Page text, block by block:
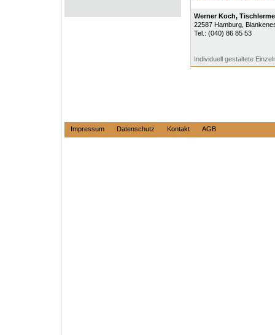
Werner Koch,
22587 Hamburg,
Tel.: (040) 86 85 53
Individuell gestaltete
Impressum Datenschutz Kontakt AGB